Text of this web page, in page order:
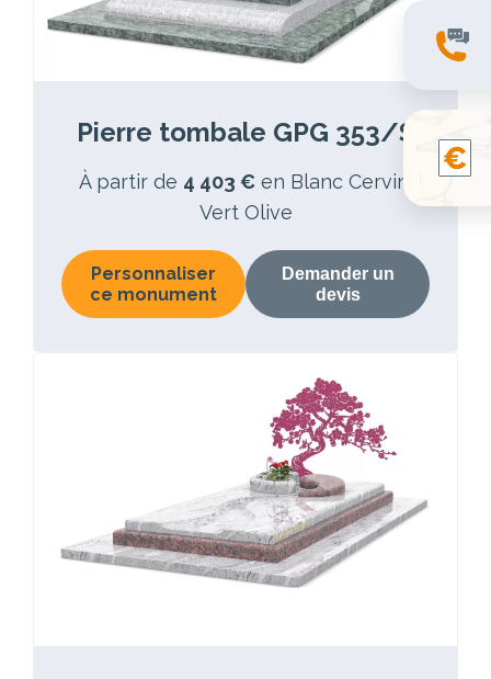
Pierre tombale GPG 353/S
À partir de 4 403 € en Blanc Cervin,
Vert Olive
Personnaliser
ce monument
Demander un
devis